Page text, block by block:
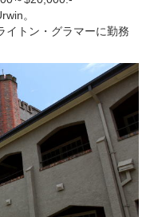
。
イトン・グラマーに勤務